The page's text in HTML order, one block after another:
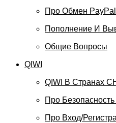
Про Обмен PayPal
Пополнение И
Общие Вопросы
QIWI
QIWI В Странах
Про
Про Вход/